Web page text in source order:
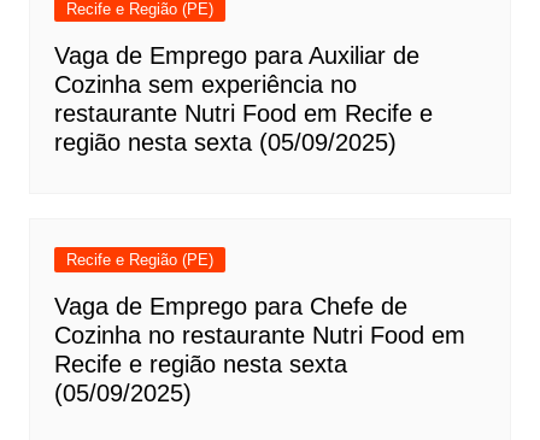
Recife e Região (PE)
Vaga de Emprego para Auxiliar de
Cozinha sem experiência no
restaurante Nutri Food em Recife e
região nesta sexta (05/09/2025)
Recife e Região (PE)
Vaga de Emprego para Chefe de
Cozinha no restaurante Nutri Food em
Recife e região nesta sexta
(05/09/2025)